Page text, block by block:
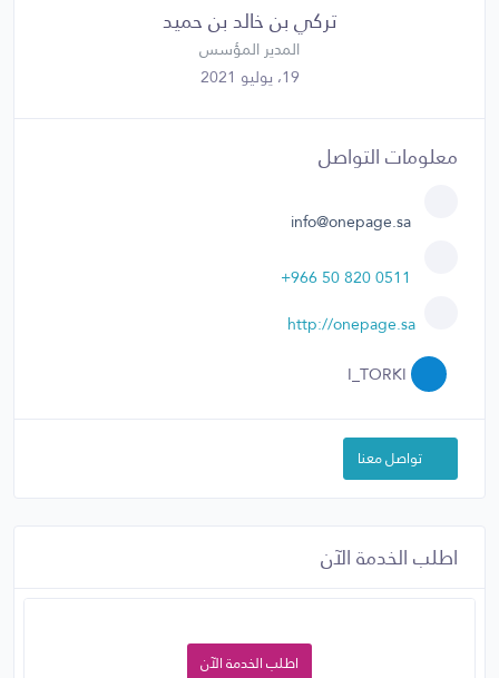
تركي بن خالد بن حميد
المدير المؤسس
19، يوليو 2021
معلومات التواصل
info@onepage.sa
+966 50 820 0511
http://onepage.sa
تواصل معنا
اطلب الخدمة الآن
اطلب الخدمة الآن